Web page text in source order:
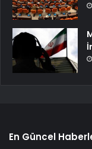
En Güncel